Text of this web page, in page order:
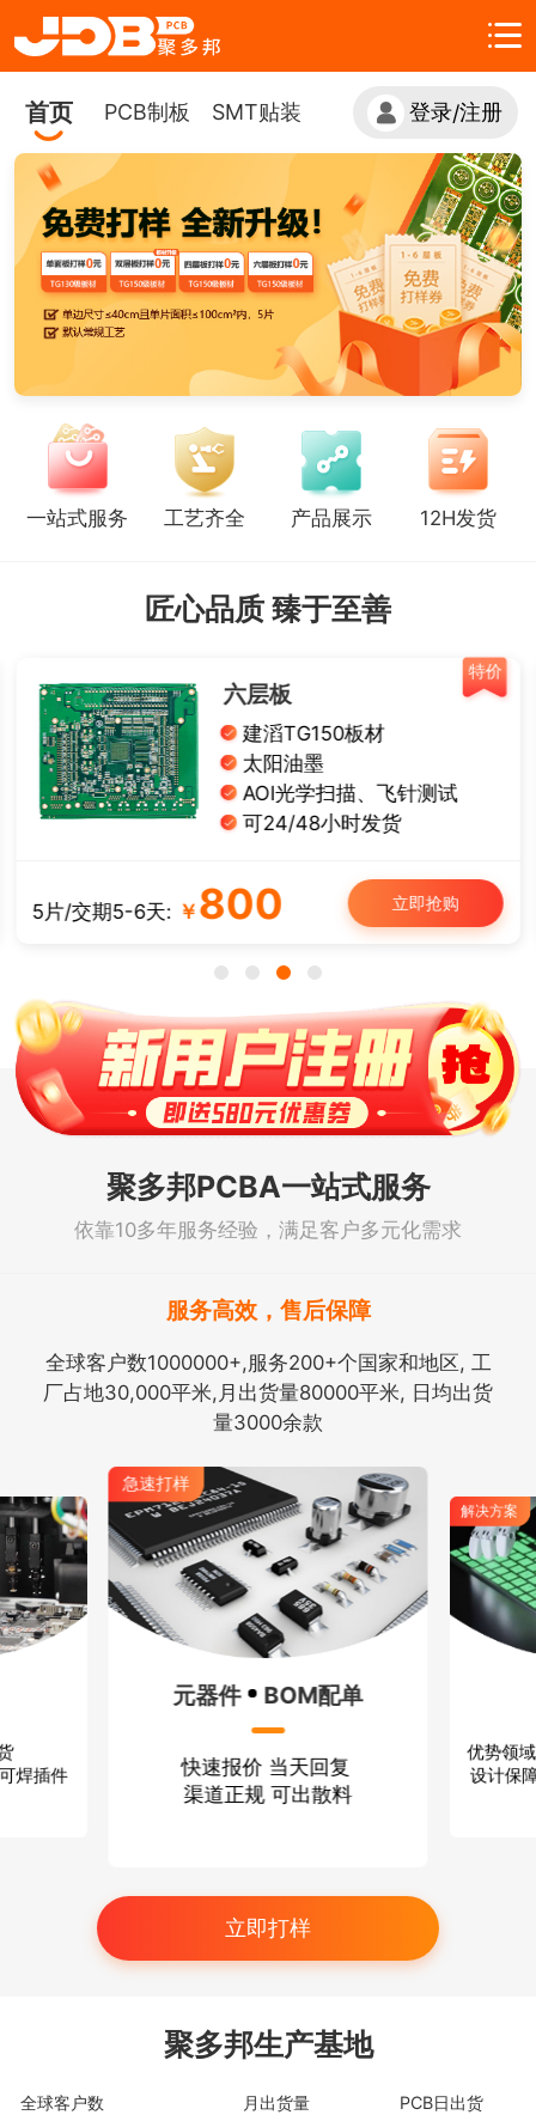
首页 PCB制板 SMT贴装 登录/注册
一站式服务 工艺齐全 产品展示 12H发货
匠心品质 臻于至善
导热系数1W
有铅喷锡、白油黑字
板厚： 1.0/1.2/1.6 mm
可12/24小时发货
5片/交期3-4天:￥50 立即抢购
聚多邦PCBA一站式服务
依靠10多年服务经验，满足客户多元化需求
服务高效，售后保障
全球客户数1000000+,服务200+个国家和地区, 工
厂占地30,000平米,月出货量80000平米, 日均出货
量3000余款
价 当天回复
正规 可出散料
解决方案
方案设计
优势领域：无线通信 消费电子
设计保障：严格保密 技术过硬
立即打样
聚多邦生产基地
全球客户数 月出货量 PCB日出货